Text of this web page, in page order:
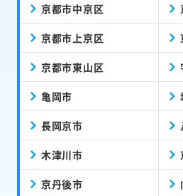
京都市中京区
京都市上京区
京都市東山区
亀岡市
長岡京市
木津川市
京丹後市